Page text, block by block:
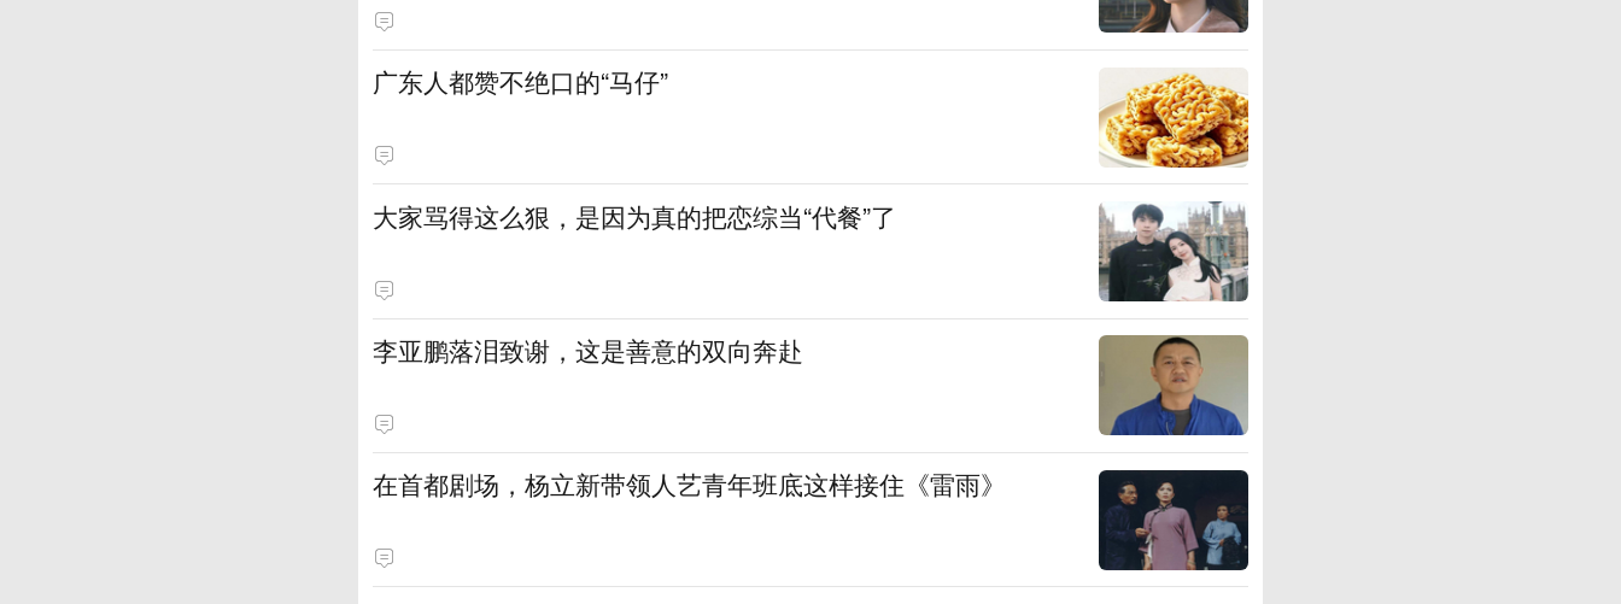
广东人都赞不绝口的“马仔”
大家骂得这么狠，是因为真的把恋综当“代餐”了
李亚鹏落泪致谢，这是善意的双向奔赴
在首都剧场，杨立新带领人艺青年班底这样接住《雷雨》